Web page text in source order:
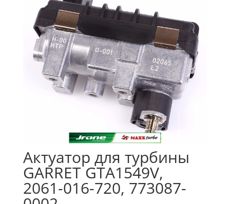
Актуатор для турбины
GARRET GTA1549V,
2061-016-720, 773087-